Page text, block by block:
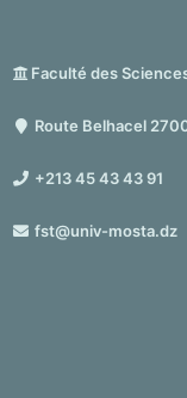
Faculté des
Route Belhacel
+213 45 43 43 91
fst@univ-mosta.dz